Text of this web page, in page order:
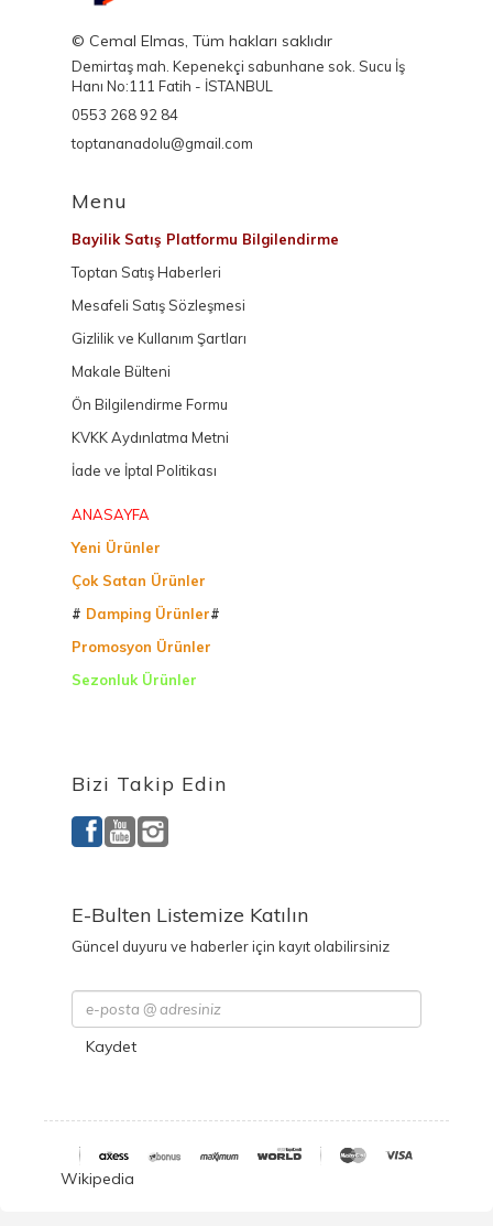
© Cemal Elmas, Tüm hakları saklıdır
Demirtaş mah. Kepenekçi sabunhane sok. Sucu İş
Hanı No:111 Fatih - İSTANBUL
0553 268 92 84
toptananadolu@gmail.com
Menu
Bayilik Satış Platformu Bilgilendirme
Toptan Satış Haberleri
Mesafeli Satış Sözleşmesi
Gizlilik ve Kullanım Şartları
Makale Bülteni
Ön Bilgilendirme Formu
KVKK Aydınlatma Metni
İade ve İptal Politikası
ANASAYFA
Yeni Ürünler
Çok Satan Ürünler
# Damping Ürünler#
Promosyon Ürünler
Sezonluk Ürünler
Bizi Takip Edin
E-Bulten Listemize Katılın
Güncel duyuru ve haberler için kayıt olabilirsiniz
Kaydet
Wikipedia